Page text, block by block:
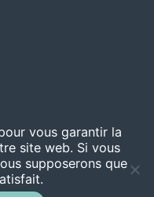
Perarnau- website
vous garantir la
site web. Si vous
supposerons que